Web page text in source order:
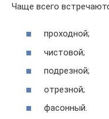
Чаще всего
проходной;
чистовой;
подрезной;
отрезной;
фасонный.